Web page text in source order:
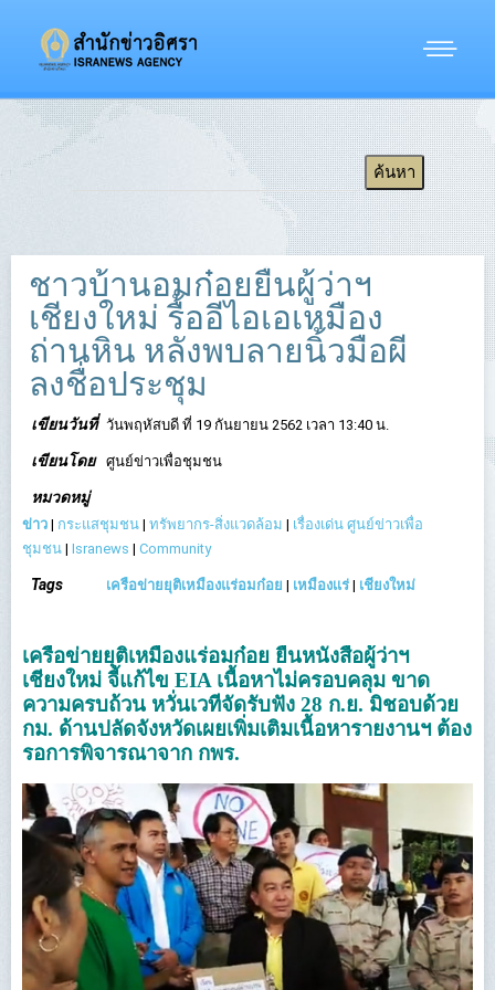
ชาวบ้านอมก๋อยยื่นผู้ว่าฯ
เชียงใหม่ รื้ออีไอเอเหมือง
ถ่านหิน หลังพบลายนิ้วมือผี
ลงชื่อประชุม
เขียนวันที่ วันพฤหัสบดี ที่ 19 กันยายน 2562 เวลา 13:40 น.
เขียนโดย ศูนย์ข่าวเพื่อชุมชน
หมวดหมู่
ข่าว | กระแสชุมชน | ทรัพยากร-สิ่งแวดล้อม | เรื่องเด่น ศูนย์ข่าวเพื่อ
ชุมชน | Isranews | Community
Tags เครือข่ายยุติเหมืองแร่อมก๋อย | เหมืองเเร่ | เชียงใหม่
เครือข่ายยุติเหมืองแร่อมก๋อย ยื่นหนังสือผู้ว่าฯ
เชียงใหม่ จี้แก้ไข EIA เนื้อหาไม่ครอบคลุม ขาด
ความครบถ้วน หวั่นเวทีจัดรับฟัง 28 ก.ย. มิชอบด้วย
กม. ด้านปลัดจังหวัดเผยเพิ่มเติมเนื้อหารายงานฯ ต้อง
รอการพิจารณาจาก กพร.